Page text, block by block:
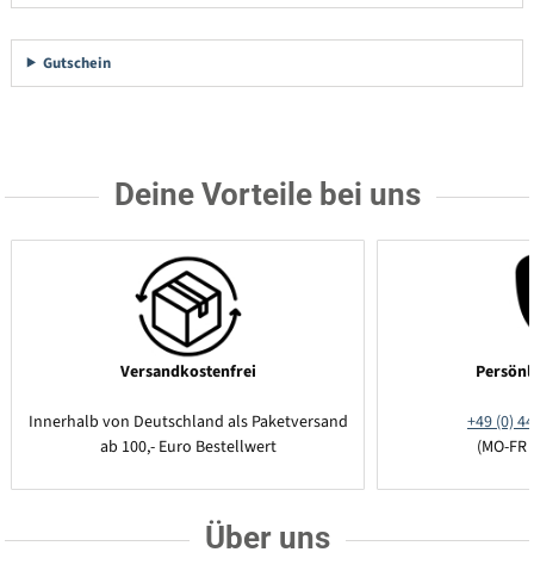
Gutschein
Deine Vorteile bei uns
Versandkostenfrei
Innerhalb von Deutschland als Paketversand
ab 100,- Euro Bestellwert
+49 (0)
(MO-
Über uns